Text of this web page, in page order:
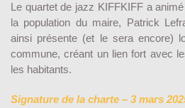
Le quartet de jazz KIFFKIFF a
la population du maire, Patrick
ainsi présente (et le sera encore)
commune, créant un lien fort avec
les habitants.
Signature de la charte – 3 mars